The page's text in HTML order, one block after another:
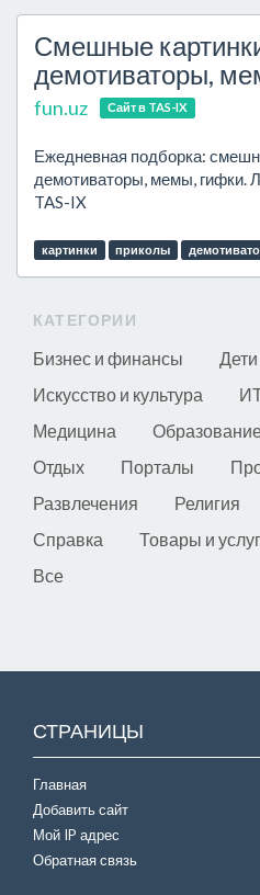
Смешные
демотиваторы,
fun.uz Сайт в TAS-IX
Ежедневная подборка:
демотиваторы, мемы, гифки.
TAS-IX
картинки приколы
КАТЕГОРИИ
Бизнес и финансы Дети
Искусство и культура
Медицина
Отдых
Порталы
Развлечения
Религия
Справка
Товары и
Все
СТРАНИЦЫ
Главная
Добавить сайт
Мой IP адрес
Обратная связь